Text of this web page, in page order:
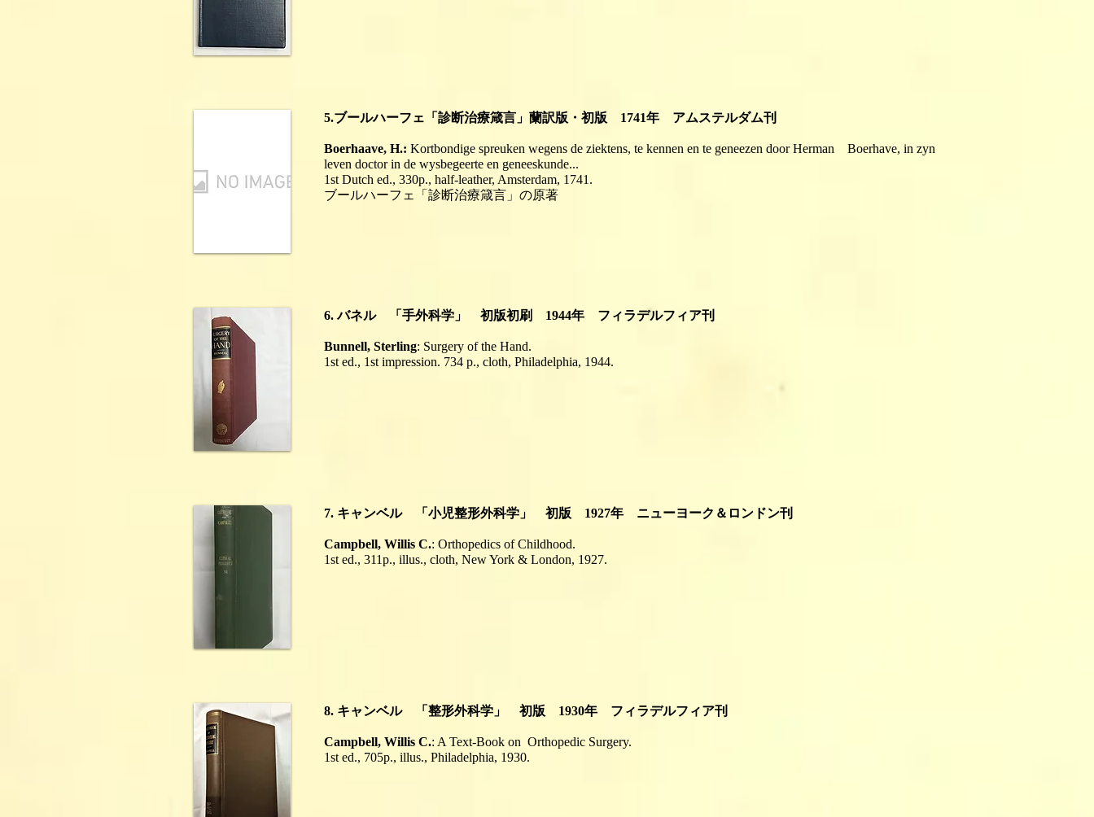
5.ブールハーフェ「診断治療箴言」蘭訳版・初版 1741年 アムステルダム刊
Boerhaave, H.: Kortbondige spreuken wegens de ziektens, te kennen en te geneezen door Herman Boerhave, in zyn
leven doctor in de wysbegeerte en geneeskunde...
1st Dutch ed., 330p., half-leather, Amsterdam, 1741.
ブールハーフェ「診断治療箴言」の原著
6. バネル 「手外科学」 初版初刷 1944年 フィラデルフィア刊
Bunnell, Sterling: Surgery of the Hand.
1st ed., 1st impression. 734 p., cloth, Philadelphia, 1944.
7. キャンベル 「小児整形外科学」 初版 1927年 ニューヨーク＆ロンドン刊
Campbell, Willis C.: Orthopedics of Childhood.
1st ed., 311p., illus., cloth, New York & London, 1927.
8. キャンベル 「整形外科学」 初版 1930年 フィラデルフィア刊
Campbell, Willis C.: A Text-Book on Orthopedic Surgery.
1st ed., 705p., illus., Philadelphia, 1930.